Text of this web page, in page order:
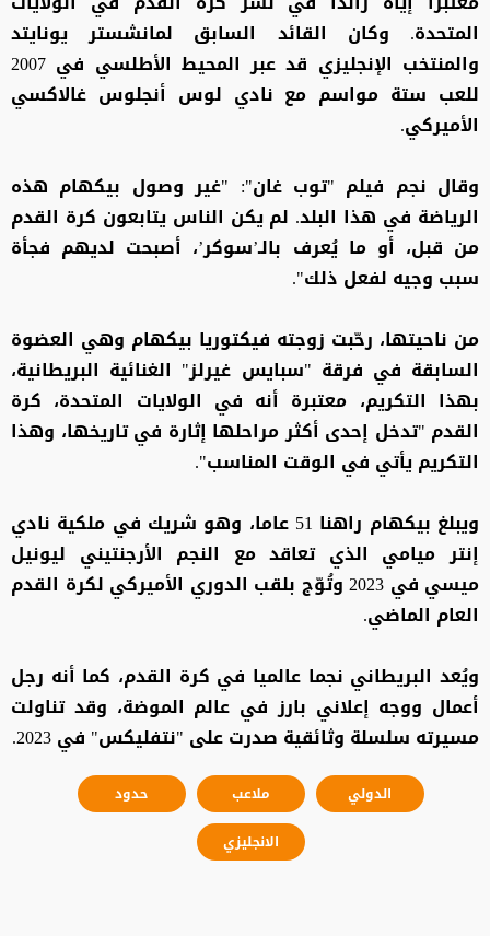
المتحدة. وكان القائد السابق لمانشستر يونايتد
والمنتخب الإنجليزي قد عبر المحيط الأطلسي في 2007
للعب ستة مواسم مع نادي لوس أنجلوس غالاكسي
الأميركي.
وقال نجم فيلم "توب غان": "غير وصول بيكهام هذه
الرياضة في هذا البلد. لم يكن الناس يتابعون كرة القدم
من قبل، أو ما يُعرف بالـ’سوكر’، أصبحت لديهم فجأة
سبب وجيه لفعل ذلك".
من ناحيتها، رحّبت زوجته فيكتوريا بيكهام وهي العضوة
السابقة في فرقة "سبايس غيرلز" الغنائية البريطانية،
بهذا التكريم، معتبرة أنه في الولايات المتحدة، كرة
القدم "تدخل إحدى أكثر مراحلها إثارة في تاريخها، وهذا
التكريم يأتي في الوقت المناسب".
ويبلغ بيكهام راهنا 51 عاما، وهو شريك في ملكية نادي
إنتر ميامي الذي تعاقد مع النجم الأرجنتيني ليونيل
ميسي في 2023 وتُوّج بلقب الدوري الأميركي لكرة القدم
العام الماضي.
ويُعد البريطاني نجما عالميا في كرة القدم، كما أنه رجل
أعمال ووجه إعلاني بارز في عالم الموضة، وقد تناولت
مسيرته سلسلة وثائقية صدرت على "نتفليكس" في 2023.
الدولي ملاعب
حدود
الانجليزي